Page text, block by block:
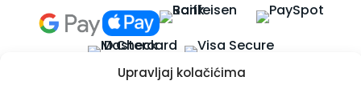
Upravljaj kolačićima